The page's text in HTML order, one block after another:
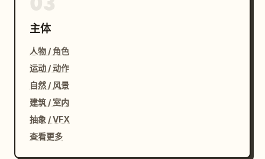
主体
人物 / 角色
运动 / 动作
自然 / 风景
建筑 / 室内
抽象 / VFX
查看更多